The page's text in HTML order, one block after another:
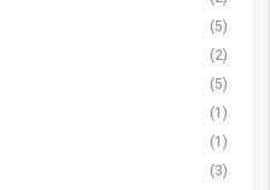
(5)
(2)
(5)
(1)
(1)
(3)